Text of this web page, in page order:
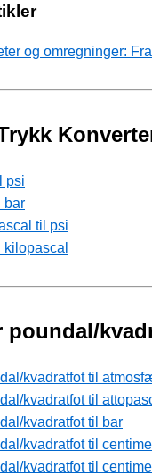
og omregninger:
psi
bar
til psi
poundal/
kvadratfot til
kvadratfot til
kvadratfot til bar
kvadratfot til
kvadratfot til